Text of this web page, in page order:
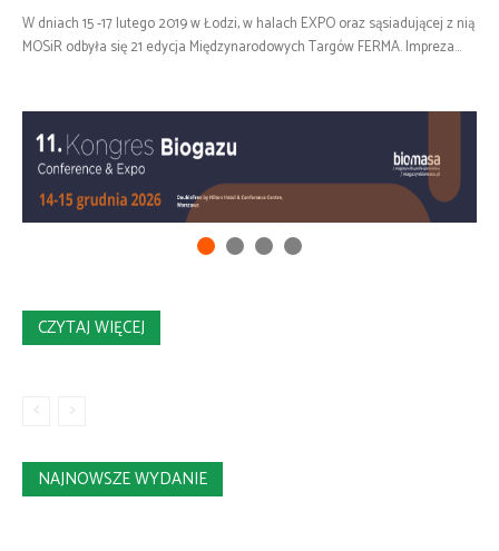
W dniach 15 -17 lutego 2019 w Łodzi, w halach EXPO oraz sąsiadującej z nią
MOSiR odbyła się 21 edycja Międzynarodowych Targów FERMA. Impreza...
CZYTAJ WIĘCEJ
NAJNOWSZE WYDANIE